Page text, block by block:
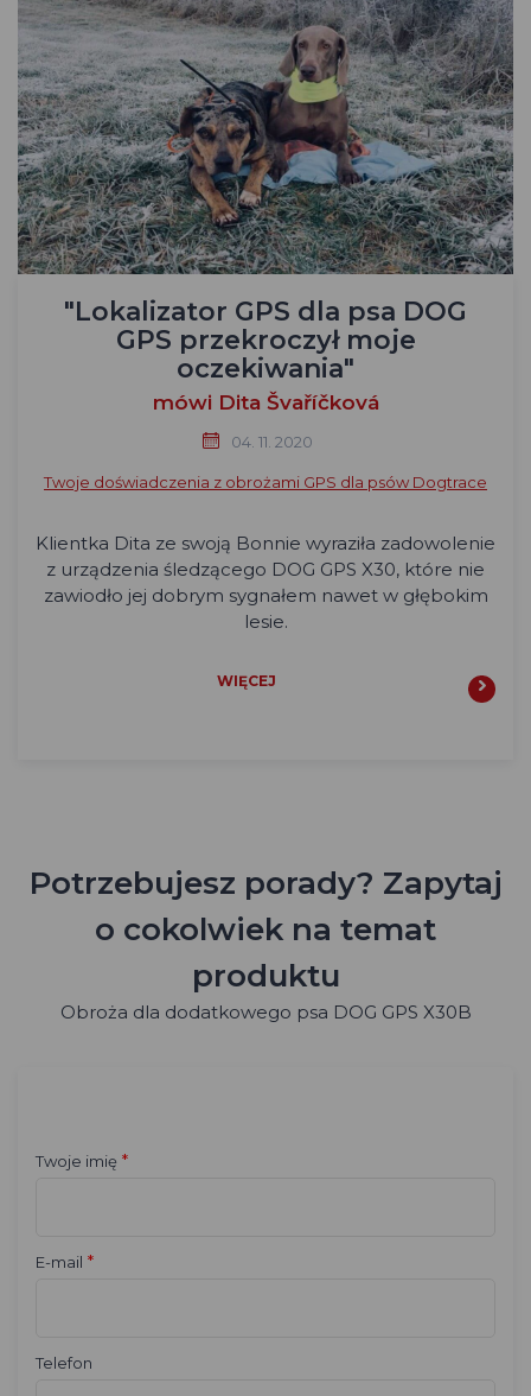
"Lokalizator GPS dla psa DOG
GPS przekroczył moje
oczekiwania"
mówi Dita Švaříčková
04. 11. 2020
Twoje doświadczenia z obrożami GPS dla psów Dogtrace
Klientka Dita ze swoją Bonnie wyraziła zadowolenie
z urządzenia śledzącego DOG GPS X30, które nie
zawiodło jej dobrym sygnałem nawet w głębokim
lesie.
WIĘCEJ
Potrzebujesz porady? Zapytaj
o cokolwiek na temat
produktu
Obroża dla dodatkowego psa DOG GPS X30B
Twoje imię *
E-mail *
Telefon